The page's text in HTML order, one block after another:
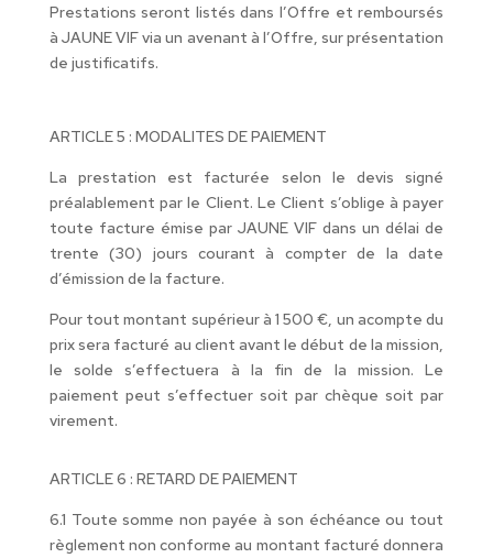
Prestations seront listés dans l’Offre et remboursés
à JAUNE VIF via un avenant à l’Offre, sur présentation
de justificatifs.
ARTICLE 5 : MODALITES DE PAIEMENT
La prestation est facturée selon le devis signé
préalablement par le Client. Le Client s’oblige à payer
toute facture émise par JAUNE VIF dans un délai de
trente (30) jours courant à compter de la date
d’émission de la facture.
Pour tout montant supérieur à 1 500 €, un acompte du
prix sera facturé au client avant le début de la mission,
le solde s’effectuera à la fin de la mission. Le
paiement peut s’effectuer soit par chèque soit par
virement.
ARTICLE 6 : RETARD DE PAIEMENT
6.1 Toute somme non payée à son échéance ou tout
règlement non conforme au montant facturé donnera